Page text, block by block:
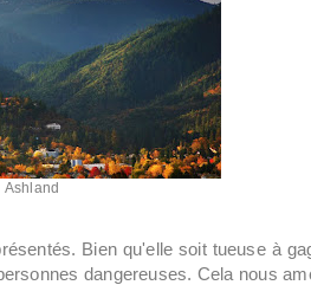
Ashland
Bien qu'elle soit tueuse à
dangereuses. Cela nous